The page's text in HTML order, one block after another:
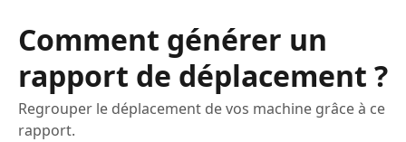
Comment générer un
rapport de déplacement ?
Regrouper le déplacement de vos machine grâce à ce
rapport.